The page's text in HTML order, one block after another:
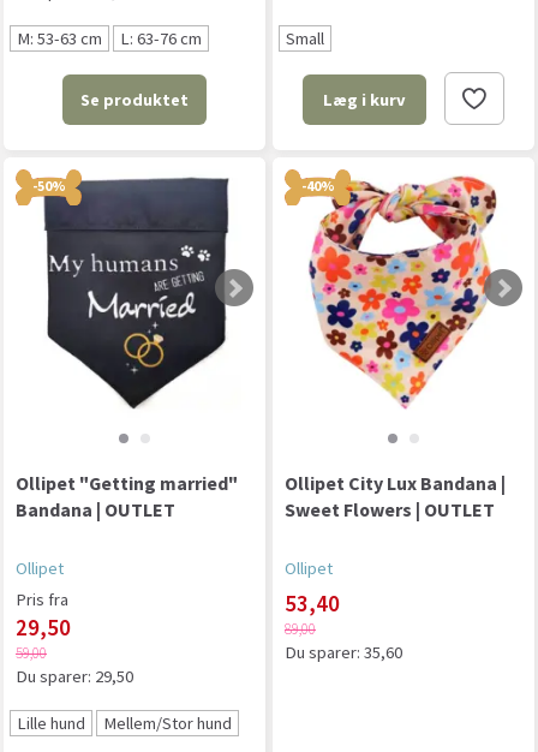
M: 53-63 cm L: 63-76 cm
Se produktet
Small
Læg i kurv
-50%
Ollipet "Getting married"
Bandana | OUTLET
Ollipet
Pris fra
29,50
59,00
Du sparer: 29,50
Lille hund Mellem/Stor hund
-40%
Ollipet City Lux Bandana |
Sweet Flowers | OUTLET
Ollipet
53,40
89,00
Du sparer: 35,60